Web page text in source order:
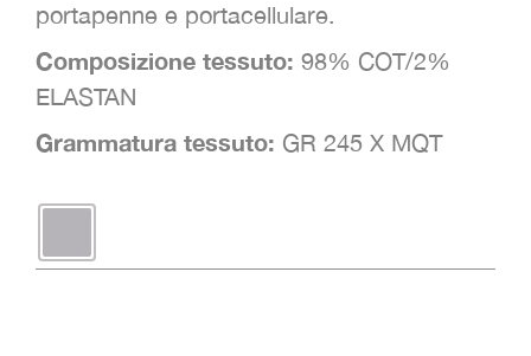
portapenne e portacellulare.
Composizione tessuto: 98% COT/2%
ELASTAN
Grammatura tessuto: GR 245 X MQT